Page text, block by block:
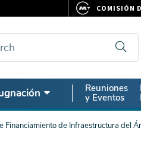
Secondary
Nav
Reuniones
y Eventos
de Infraestructura del
COMISIÓN
CLIPPER
511.ORG